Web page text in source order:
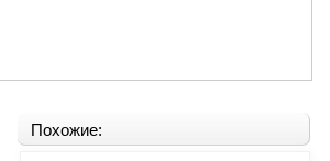
Похожие: